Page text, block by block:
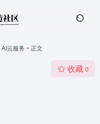
AI云服务 • 正文
收藏 0